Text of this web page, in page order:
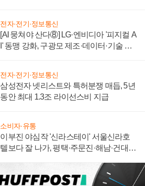
전자·전기·정보통신
[AI 뭉쳐야 산다⑧] LG·엔비디아 '피지컬 A
I' 동맹 강화, 구광모 제조·데이터·기술 결
전자·전기·정보통신
삼성전자 넷리스트와 특허분쟁 매듭, 5년
동안 최대 1.3조 라이선스비 지급
소비자·유통
이부진 야심작 '신라스테이' 서울신라호
텔보다 잘 나가, 평택·주문진·해남·건대로